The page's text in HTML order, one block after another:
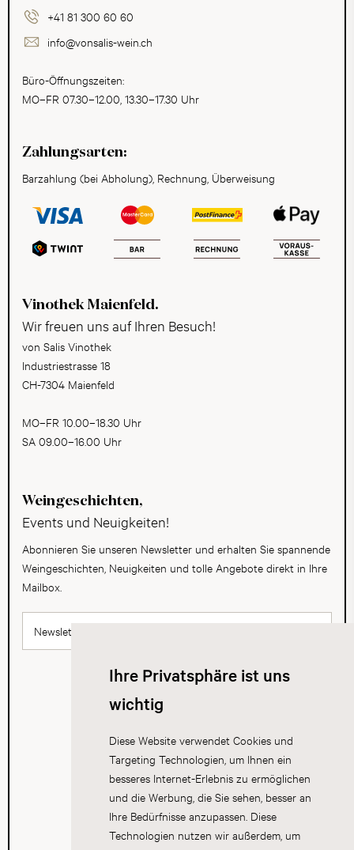
Ihre Privatsphäre ist uns
wichtig
Diese Website verwendet Cookies und
Targeting Technologien, um Ihnen ein
besseres Internet-Erlebnis zu ermöglichen
und die Werbung, die Sie sehen, besser an
Ihre Bedürfnisse anzupassen. Diese
Technologien nutzen wir außerdem, um
+41 81 300 60 60
info@vonsalis-wein.ch
Büro-Öffnungszeiten:
MO–FR 07.30–12.00, 13.30–17.30 Uhr
Zahlungsarten:
Barzahlung (bei Abholung), Rechnung, Überweisung
Vinothek Maienfeld.
Wir freuen uns auf Ihren Besuch!
von Salis Vinothek
Industriestrasse 18
CH-7304 Maienfeld
MO–FR 10.00–18.30 Uhr
SA 09.00–16.00 Uhr
Weingeschichten,
Events und Neuigkeiten!
Abonnieren Sie unseren Newsletter und erhalten Sie spannende
Weingeschichten, Neuigkeiten und tolle Angebote direkt in Ihre
Mailbox.
Newsletter abonnieren